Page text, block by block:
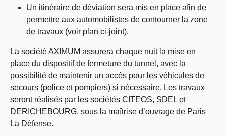
Un itinéraire de déviation sera mis en place afin de
permettre aux automobilistes de contourner la zone
de travaux (voir plan ci-joint).
La société AXIMUM assurera chaque nuit la mise en
place du dispositif de fermeture du tunnel, avec la
possibilité de maintenir un accès pour les véhicules de
secours (police et pompiers) si nécessaire. Les travaux
seront réalisés par les sociétés CITEOS, SDEL et
DERICHEBOURG, sous la maîtrise d’ouvrage de Paris
La Défense.